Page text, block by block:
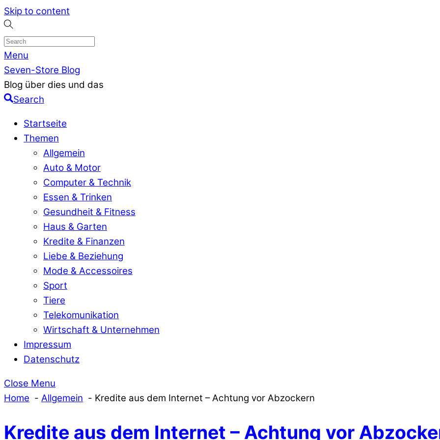
Skip to content
Menu
Seven-Store Blog
Blog über dies und das
Search
Startseite
Themen
Allgemein
Auto & Motor
Computer & Technik
Essen & Trinken
Gesundheit & Fitness
Haus & Garten
Kredite & Finanzen
Liebe & Beziehung
Mode & Accessoires
Sport
Tiere
Telekomunikation
Wirtschaft & Unternehmen
Impressum
Datenschutz
Close Menu
Home
Allgemein Kredite aus dem Internet – Achtung vor Abzockern
Kredite aus dem Internet – Achtung vor